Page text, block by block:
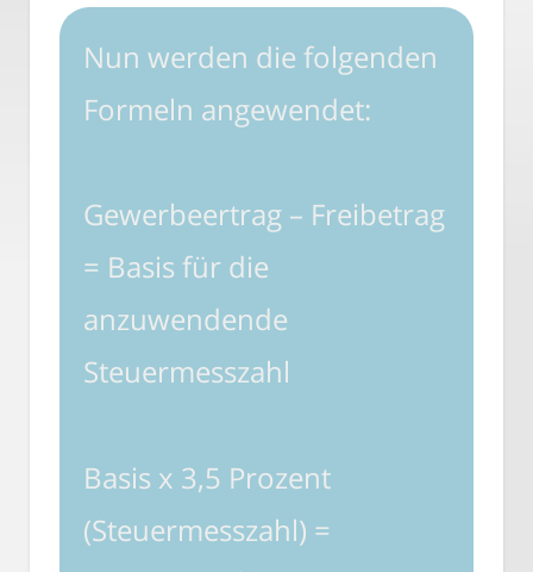
Nun werden die folgenden
Formeln angewendet:
Gewerbeertrag – Freibetrag
= Basis für die
anzuwendende
Steuermesszahl
Basis x 3,5 Prozent
(Steuermesszahl) =